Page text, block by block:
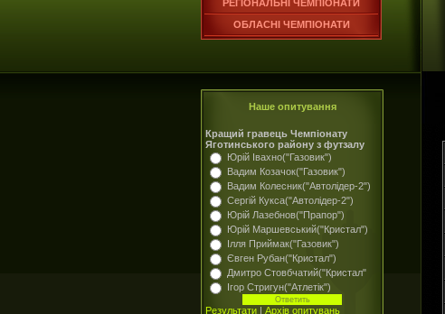
РЕГІОНАЛЬНІ ЧЕМПІОНАТИ
ОБЛАСНІ ЧЕМПІОНАТИ
Наше опитування
Кращий гравець Чемпіонату
Яготинського району з футзалу
Юрій Івахно("Газовик")
Вадим Козачок("Газовик")
Вадим Колесник("Автолідер-2")
Сергій Кукса("Автолідер-2")
Юрій Лазебнов("Прапор")
Юрій Маршевський("Кристал")
Ілля Приймак("Газовик")
Євген Рубан("Кристал")
Дмитро Стовбчатий("Кристал"
Ігор Стригун("Атлетік")
Результати | Архів опитувань